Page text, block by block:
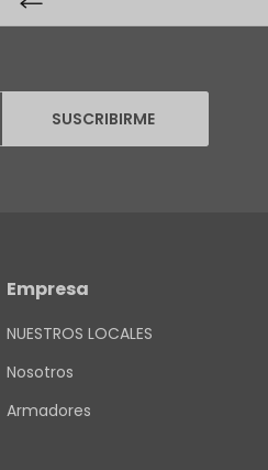
SUSCRIBIRME
Empresa
NUESTROS LOCALES
Nosotros
Armadores